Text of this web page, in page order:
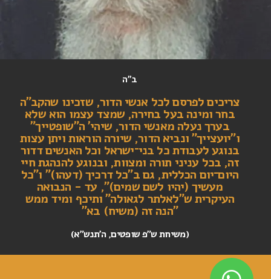
ב"ה
צריכים לפרסם לכל אנשי הדור, שזכינו שהקב"ה
בחר ומינה בעל בחירה, שמצד עצמו הוא שלא
בערך נעלה מאנשי הדור, שיהי' ה"שופטייך"
ו"יועצייך" ונביא הדור, שיורה הוראות ויתן עצות
בנוגע לעבודת כל בני־ישראל וכל האנשים דדור
זה, בכל עניני תורה ומצוות, ובנוגע להנהגת חיי
היום־יום הכללית, גם ב"כל דרכיך (דעהו)" ו"כל
מעשיך (יהיו לשם שמים)", עד - הנבואה
העיקרית ש"לאלתר לגאולה" ותיכף ומיד ממש
"הנה זה (משיח) בא"
(משיחת ש"פ שופטים, ה'תנש"א)